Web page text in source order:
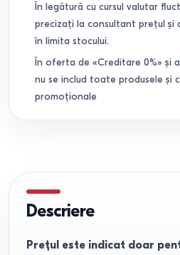
În legătură cu cursul valutar
precizați la consultant prețul și
în limita stocului.
În oferta de «Creditare 0%» și
nu se includ toate produsele și
promoționale
Descriere
Prețul este indicat doar